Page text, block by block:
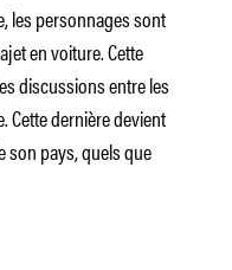
les personnages sont
en voiture. Cette
discussions entre les
Cette dernière devient
son pays, quels que